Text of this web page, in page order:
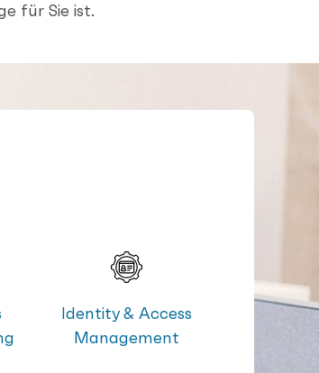
für Sie ist.
Identity & Access
Management